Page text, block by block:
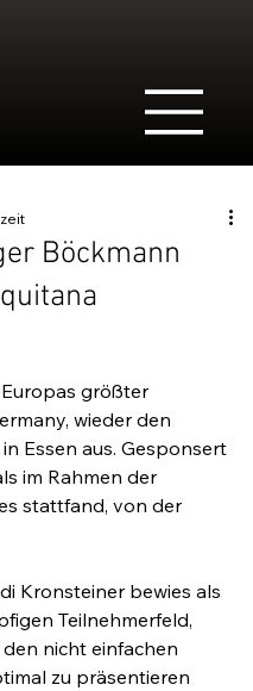
Böckmann
größter
wieder den
Essen aus. Gesponsert
im Rahmen der
stattfand, von der
Kronsteiner bewies als
Teilnehmerfeld,
nicht einfachen
zu präsentieren